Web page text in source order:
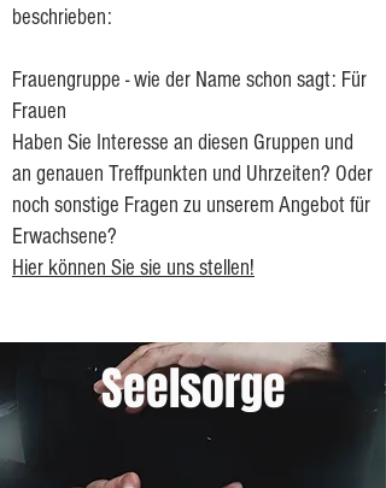
beschrieben:
Frauengruppe - wie der Name schon sagt: Für
Frauen
Haben Sie Interesse an diesen Gruppen und
an genauen Treffpunkten und Uhrzeiten? Oder
noch sonstige Fragen zu unserem Angebot für
Erwachsene?
Hier können Sie sie uns stellen!
Seelsorge